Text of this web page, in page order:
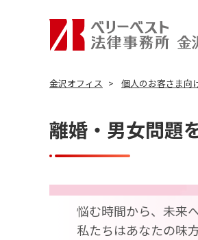
金沢オフィス 個人のお客さま向
離婚・男女問題
悩む時間から、未来
私たちはあなたの味方